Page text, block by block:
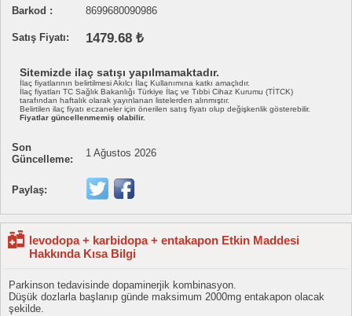
Barkod : 8699680090986
Satış Fiyatı: 1479.68 ₺
Sitemizde ilaç satışı yapılmamaktadır.
İlaç fiyatlarının belirtilmesi Akılcı İlaç Kullanımına katkı amaçlıdır.
İlaç fiyatları TC Sağlık Bakanlığı Türkiye İlaç ve Tıbbi Cihaz Kurumu (TİTCK)
tarafından haftalık olarak yayınlanan listelerden alınmıştır.
Belirtilen ilaç fiyatı eczaneler için önerilen satış fiyatı olup değişkenlik gösterebilir.
Fiyatlar güncellenmemiş olabilir.
Son
Güncelleme:
1 Ağustos 2026
Paylaş:
levodopa + karbidopa + entakapon Etkin Maddesi
Hakkında Kısa Bilgi
Parkinson tedavisinde dopaminerjik kombinasyon.
Düşük dozlarla başlanıp günde maksimum 2000mg entakapon olacak
şekilde.